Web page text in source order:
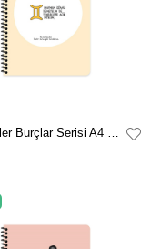
Hisli Şeyler Burçlar Serisi A4 Çizgili Stickerli Defter - Maymun İştahlı Demeyelim De Yeniliklere Açık Diyelim